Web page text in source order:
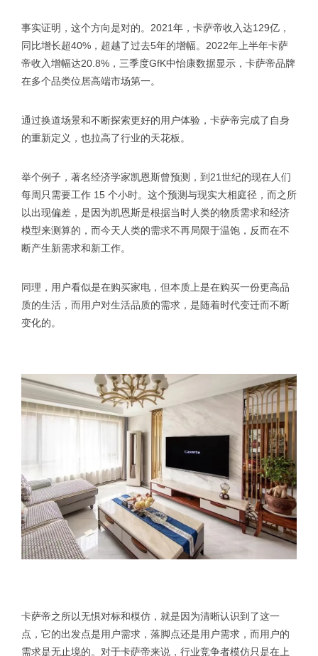
事实证明，这个方向是对的。2021年，卡萨帝收入达129亿，
同比增长超40%，超越了过去5年的增幅。2022年上半年卡萨
帝收入增幅达20.8%，三季度GfK中怡康数据显示，卡萨帝品牌
在多个品类位居高端市场第一。
通过换道场景和不断探索更好的用户体验，卡萨帝完成了自身
的重新定义，也拉高了行业的天花板。
举个例子，著名经济学家凯恩斯曾预测，到21世纪的现在人们
每周只需要工作 15 个小时。这个预测与现实大相庭径，而之所
以出现偏差，是因为凯恩斯是根据当时人类的物质需求和经济
模型来测算的，而今天人类的需求不再局限于温饱，反而在不
断产生新需求和新工作。
同理，用户看似是在购买家电，但本质上是在购买一份更高品
质的生活，而用户对生活品质的需求，是随着时代变迁而不断
变化的。
卡萨帝之所以无惧对标和模仿，就是因为清晰认识到了这一
点，它的出发点是用户需求，落脚点还是用户需求，而用户的
需求是无止境的。对于卡萨帝来说，行业竞争者模仿只是在上